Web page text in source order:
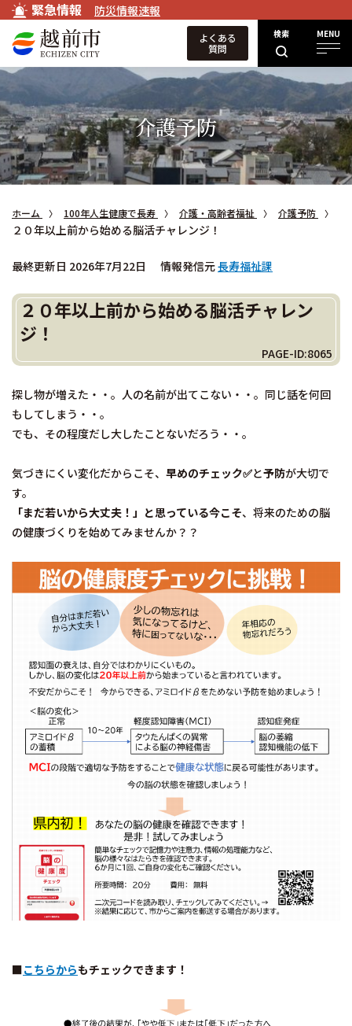
緊急情報 防災情報速報
検索 MENU
よくある
質問
介護予防
ホーム 100年人生健康で長寿 介護・高齢者福祉 介護予防
２０年以上前から始める脳活チャレンジ！
最終更新日 2026年7月22日 情報発信元長寿福祉課
２０年以上前から始める脳活チャレン
ジ！
PAGE-ID:8065
探し物が増えた・・。人の名前が出てこない・・。同じ話を何回
もしてしまう・・。
でも、その程度だし大したことないだろう・・。
気づきにくい変化だからこそ、 早めのチェック✅と予防が大切で
す。
「まだ若いから大丈夫！」と思っている今こそ、将来のための脳
の健康づくりを始めてみませんか？？
■こちらからもチェックできます！